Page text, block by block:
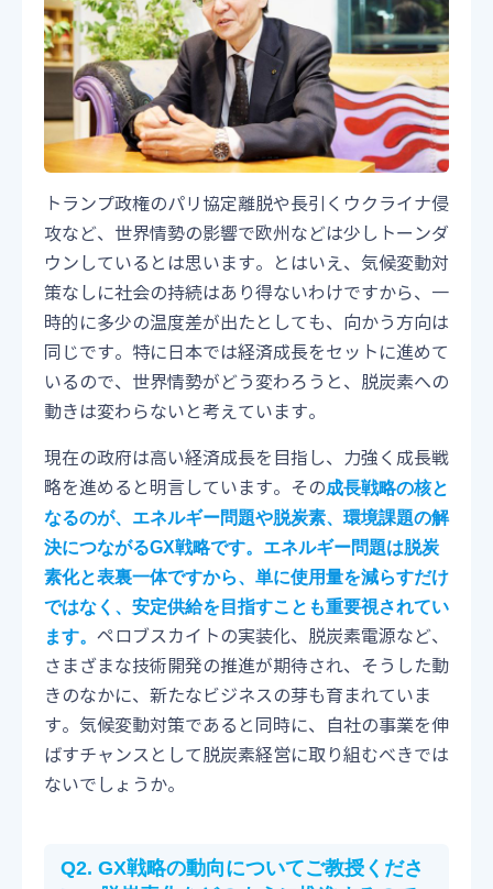
トランプ政権のパリ協定離脱や長引くウクライナ侵
攻など、世界情勢の影響で欧州などは少しトーンダ
ウンしているとは思います。とはいえ、気候変動対
策なしに社会の持続はあり得ないわけですから、一
時的に多少の温度差が出たとしても、向かう方向は
同じです。特に日本では経済成長をセットに進めて
いるので、世界情勢がどう変わろうと、脱炭素への
動きは変わらないと考えています。
現在の政府は高い経済成長を目指し、力強く成長戦
略を進めると明言しています。その成長戦略の核と
なるのが、エネルギー問題や脱炭素、環境課題の解
決につながるGX戦略です。エネルギー問題は脱炭
素化と表裏一体ですから、単に使用量を減らすだけ
ではなく、安定供給を目指すことも重要視されてい
ます。 ペロブスカイトの実装化、脱炭素電源など、
さまざまな技術開発の推進が期待され、そうした動
きのなかに、新たなビジネスの芽も育まれていま
す。気候変動対策であると同時に、自社の事業を伸
ばすチャンスとして脱炭素経営に取り組むべきでは
ないでしょうか。
Q2. GX戦略の動向についてご教授くださ